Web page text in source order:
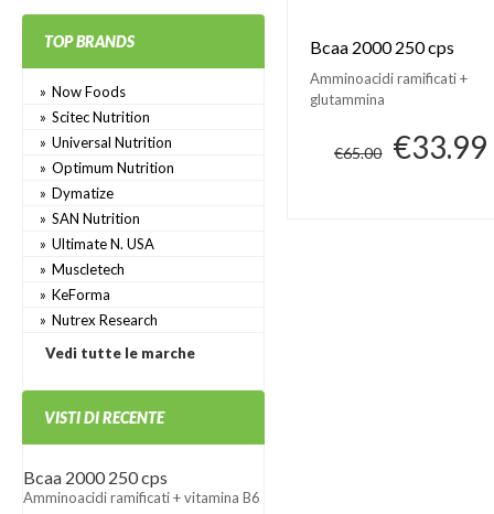
TOP BRANDS
Now Foods
Scitec Nutrition
Universal Nutrition
Optimum Nutrition
Dymatize
SAN Nutrition
Ultimate N. USA
Muscletech
KeForma
Nutrex Research
Vedi tutte le marche
VISTI DI RECENTE
Bcaa 2000 250 cps
Amminoacidi ramificati + vitamina B6
Bcaa 2000 250 cps
Amminoacidi ramificati +
glutammina
€65.00 €33.99